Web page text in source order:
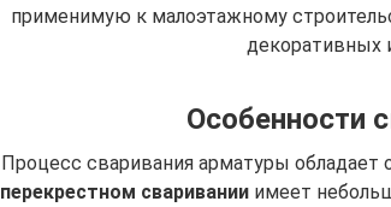
применимую к малоэтажному
декоративных
Особенности
Процесс сваривания арматуры
перекрестном свариванииимеет